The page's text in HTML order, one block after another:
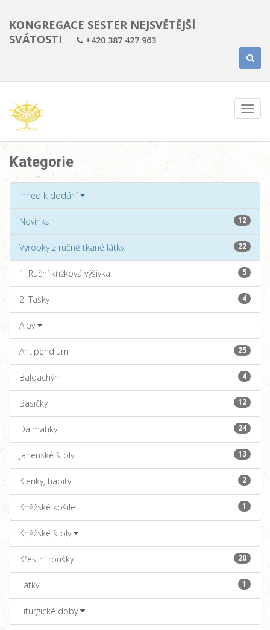
KONGREGACE SESTER NEJSVĚTĚJŠÍ
SVÁTOSTI
+420 387 427 963
Kategorie
Ihned k dodání
Novinka 12
Výrobky z ručně tkané látky 22
1. Ruční křížková výšivka 5
2. Tašky 4
Alby
Antipendium 25
Baldachýn 4
Basičky 12
Dalmatiky 24
Jáhenské štoly 13
Kleriky, habity 2
Kněžské košile 1
Kněžské štoly
Křestní roušky 20
Látky 1
Liturgické doby